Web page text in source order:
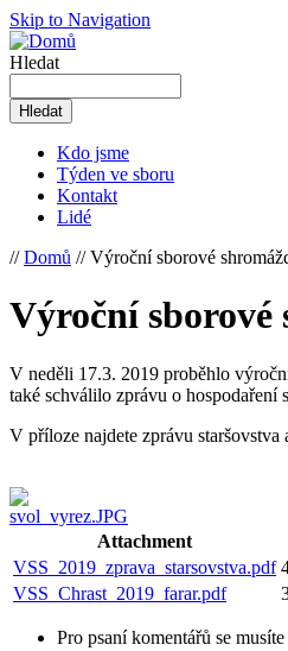
Skip to Navigation
Hledat
Kdo jsme
Týden ve sboru
Kontakt
Lidé
//Domů // Výroční sborové
Výroční sborové
V neděli 17.3. 2019 proběhlo
také schválilo zprávu o hospodaření
V příloze najdete zprávu staršovstva
Attachment
VSS_2019_zprava_starsovstva.pdf
VSS_Chrast_2019_farar.pdf
Pro psaní komentářů se musíte